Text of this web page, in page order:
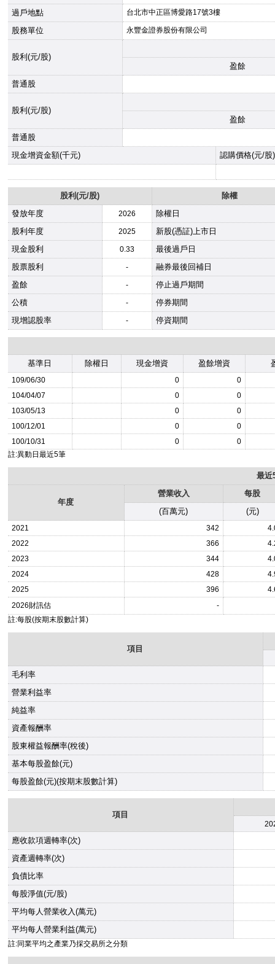
過戶地點 台北市中正區博愛路17號3樓
股務單位 永豐金證券股份有限公司
股利(元/股)
盈餘
普通股
股利(元/股)
盈餘
普通股
現金增資金額(千元)
認購價格(元/股)
股利(元/股)
除權
發放年度
2026
除權日
股利年度
2025
新股(憑証)上市日
現金股利
0.33
最後過戶日
股票股利
-
融券最後回補日
盈餘
-
停止過戶期間
公積
-
停券期間
現增認股率
- 停資期間
基準日 除權日 現金增資 盈餘增資
109/06/30 0
0
104/04/07
0
0
103/05/13
0
0
100/12/01
0
0
100/10/31
0
0
註:異動日最近5筆
最近
年度
營業收入
每股
(百萬元)
(元)
2021 342
2022
366
2023
344
2024
428
2025
396
2026財訊估
-
註:每股(按期末股數計算)
項目
毛利率
營業利益率
純益率
資產報酬率
股東權益報酬率(稅後)
基本每股盈餘(元)
每股盈餘(元)(按期末股數計算)
項目
應收款項週轉率(次)
資產週轉率(次)
負債比率
每股淨值(元/股)
平均每人營業收入(萬元)
平均每人營業利益(萬元)
註:同業平均之產業乃採交易所之分類